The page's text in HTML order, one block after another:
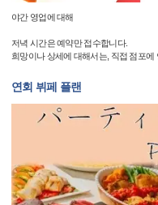
야간 영업에 대해
저녁 시간은 예약만 접수합니다.
희망이나 상세에 대해서는, 직접 점포에
연회 뷔페 플랜